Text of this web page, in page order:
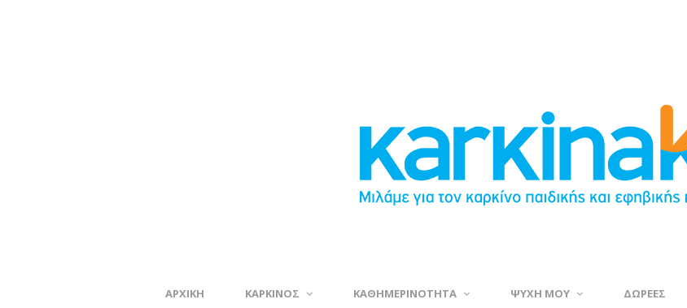
ΑΡΧΙΚΗ ΚΑΡΚΙΝΟΣ ΚΑΘΗΜΕΡΙΝΟΤΗΤΑ ΨΥΧΗ ΜΟΥ ΔΩΡΕΕΣ